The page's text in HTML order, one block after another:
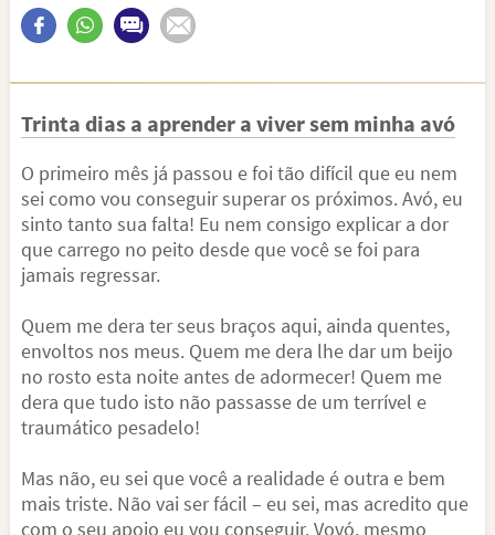
Trinta dias a aprender a viver sem minha avó
O primeiro mês já passou e foi tão difícil que eu nem
sei como vou conseguir superar os próximos. Avó, eu
sinto tanto sua falta! Eu nem consigo explicar a dor
que carrego no peito desde que você se foi para
jamais regressar.
Quem me dera ter seus braços aqui, ainda quentes,
envoltos nos meus. Quem me dera lhe dar um beijo
no rosto esta noite antes de adormecer! Quem me
dera que tudo isto não passasse de um terrível e
traumático pesadelo!
Mas não, eu sei que você a realidade é outra e bem
mais triste. Não vai ser fácil – eu sei, mas acredito que
com o seu apoio eu vou conseguir. Vovó, mesmo